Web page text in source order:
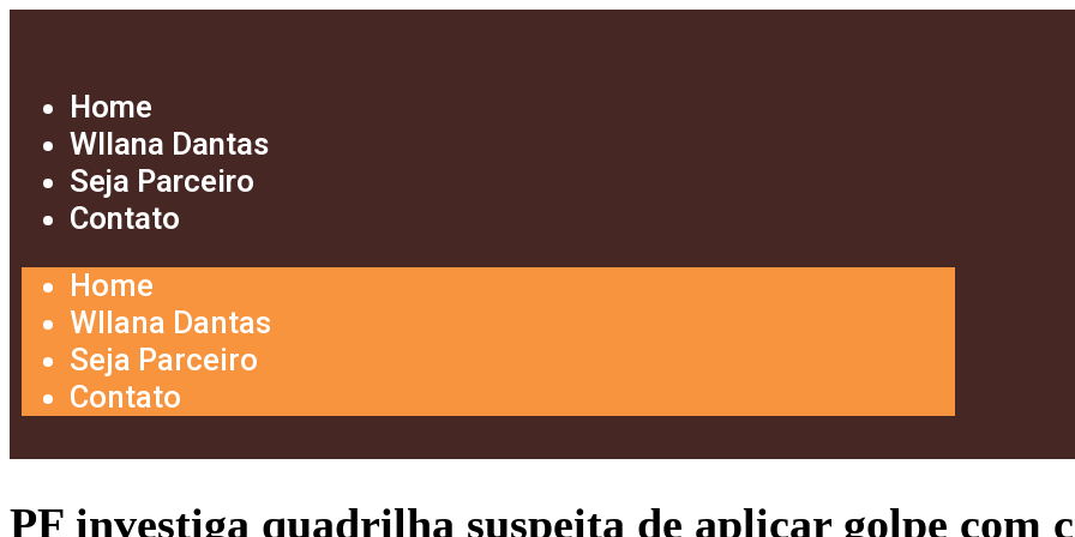
Home
Wllana Dantas
Seja Parceiro
Contato
Home
Wllana Dantas
Seja Parceiro
Contato
PF investiga quadrilha suspeita de aplicar golpe com